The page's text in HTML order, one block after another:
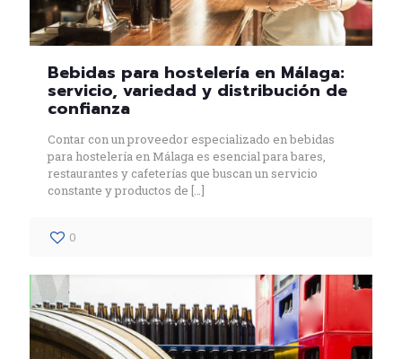
Bebidas para hostelería en Málaga:
servicio, variedad y distribución de
confianza
Contar con un proveedor especializado en bebidas
para hostelería en Málaga es esencial para bares,
restaurantes y cafeterías que buscan un servicio
constante y productos de […]
0